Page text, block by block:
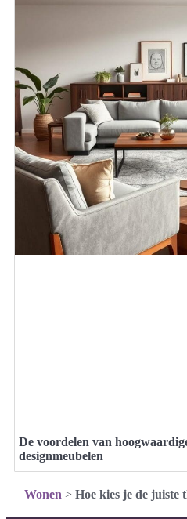
De voordelen van
designmeubelen
Wonen > Hoe kies je de juiste